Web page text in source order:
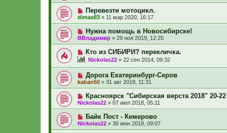
Перевезти мотоцикл.
dimax83 » 11 мар 2020, 16:17
Нужна помощь в Новосибирске!
ВВладимир » 29 ноя 2019, 12:25
Кто из СИБИРИ? перекличка.
Nickolas22 » 22 сен 2014, 09:32
Дорога Екатеринбург-Серов
kaban50 » 31 авг 2018, 11:31
Красноярск "Сибирская верста 2018" 20-
Nickolas22 » 07 июл 2018, 05:11
Байк Пост - Кемерово
Nickolas22 » 30 июн 2018, 09:07